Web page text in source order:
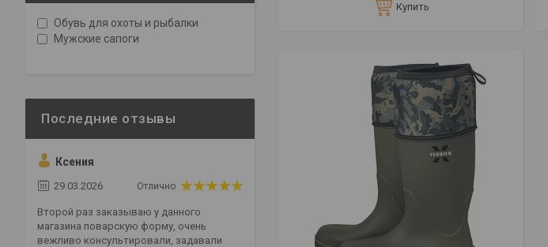
Купить
Обувь для охоты и рыбалки
Мужские сапоги
Ксения
29.03.2026 Отлично
Второй раз заказываю у данного
магазина поварскую форму, очень
вежливо консультировали, задавали